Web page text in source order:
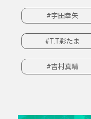
#宇田幸矢
#T.T彩たま
#吉村真晴